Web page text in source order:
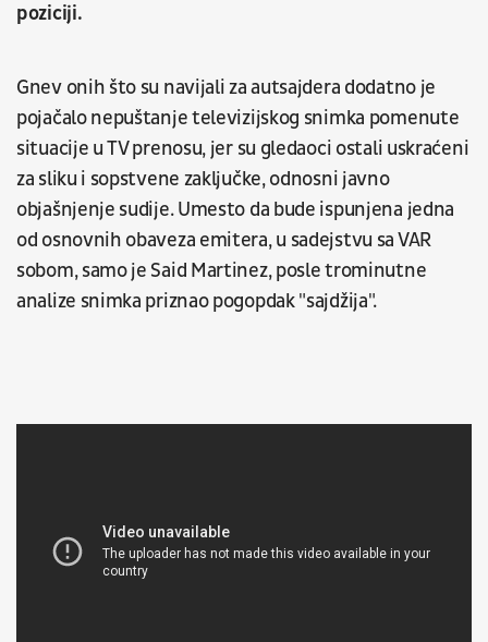
poziciji.
Gnev onih što su navijali za autsajdera dodatno je
pojačalo nepuštanje televizijskog snimka pomenute
situacije u TV prenosu, jer su gledaoci ostali uskraćeni
za sliku i sopstvene zaključke, odnosni javno
objašnjenje sudije. Umesto da bude ispunjena jedna
od osnovnih obaveza emitera, u sadejstvu sa VAR
sobom, samo je Said Martinez, posle trominutne
analize snimka priznao pogopdak "sajdžija".